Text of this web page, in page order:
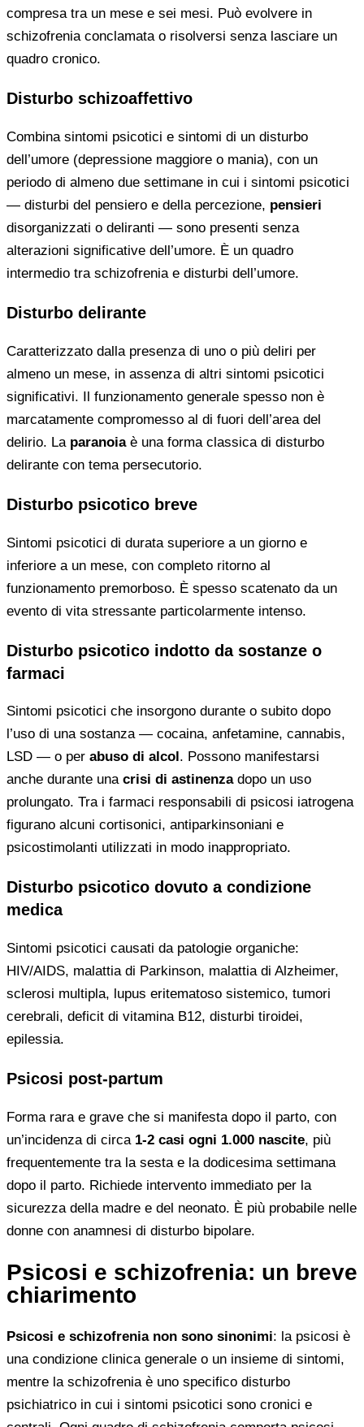
compresa tra un mese e sei mesi. Può evolvere in
schizofrenia conclamata o risolversi senza lasciare un
quadro cronico.
Disturbo schizoaffettivo
Combina sintomi psicotici e sintomi di un disturbo
dell’umore (depressione maggiore o mania), con un
periodo di almeno due settimane in cui i sintomi psicotici
— disturbi del pensiero e della percezione, pensieri
disorganizzati o deliranti — sono presenti senza
alterazioni significative dell’umore. È un quadro
intermedio tra schizofrenia e disturbi dell’umore.
Disturbo delirante
Caratterizzato dalla presenza di uno o più deliri per
almeno un mese, in assenza di altri sintomi psicotici
significativi. Il funzionamento generale spesso non è
marcatamente compromesso al di fuori dell’area del
delirio. La paranoiaè una forma classica di disturbo
delirante con tema persecutorio.
Disturbo psicotico breve
Sintomi psicotici di durata superiore a un giorno e
inferiore a un mese, con completo ritorno al
funzionamento premorboso. È spesso scatenato da un
evento di vita stressante particolarmente intenso.
Disturbo psicotico indotto da sostanze o
farmaci
Sintomi psicotici che insorgono durante o subito dopo
l’uso di una sostanza — cocaina, anfetamine, cannabis,
LSD — o per abuso di alcol . Possono manifestarsi
anche durante una crisi di astinenzadopo un uso
prolungato. Tra i farmaci responsabili di psicosi iatrogena
figurano alcuni cortisonici, antiparkinsoniani e
psicostimolanti utilizzati in modo inappropriato.
Disturbo psicotico dovuto a condizione
medica
Sintomi psicotici causati da patologie organiche:
HIV/AIDS, malattia di Parkinson, malattia di Alzheimer,
sclerosi multipla, lupus eritematoso sistemico, tumori
cerebrali, deficit di vitamina B12, disturbi tiroidei,
epilessia.
Psicosi post-partum
Forma rara e grave che si manifesta dopo il parto, con
un’incidenza di circa 1-2 casi ogni 1.000 nascite, più
frequentemente tra la sesta e la dodicesima settimana
dopo il parto. Richiede intervento immediato per la
sicurezza della madre e del neonato. È più probabile nelle
donne con anamnesi di disturbo bipolare.
Psicosi e schizofrenia: un breve
chiarimento
Psicosi e schizofrenia non sono sinonimi: la psicosi è
una condizione clinica generale o un insieme di sintomi,
mentre la schizofrenia è uno specifico disturbo
psichiatrico in cui i sintomi psicotici sono cronici e